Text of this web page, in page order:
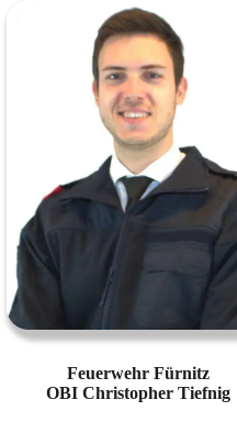
Feuerwehr Fürnitz
OBI Christopher Tiefnig